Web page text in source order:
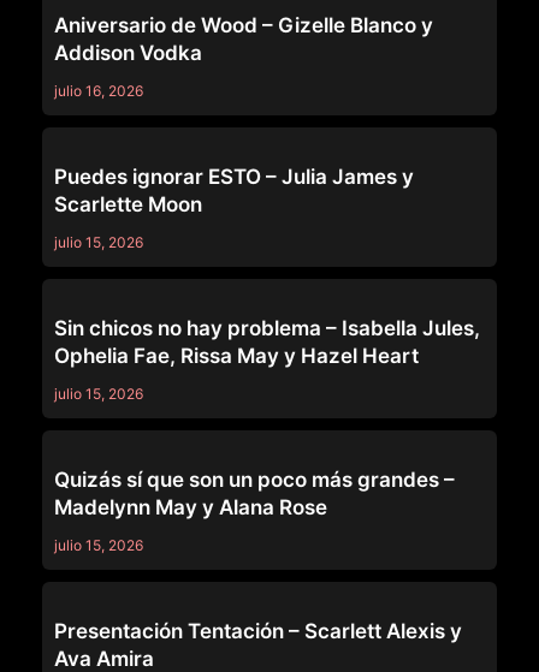
Aniversario de Wood – Gizelle Blanco y
Addison Vodka
julio 16, 2026
Puedes ignorar ESTO – Julia James y
Scarlette Moon
julio 15, 2026
Sin chicos no hay problema – Isabella Jules,
Ophelia Fae, Rissa May y Hazel Heart
julio 15, 2026
Quizás sí que son un poco más grandes –
Madelynn May y Alana Rose
julio 15, 2026
Presentación Tentación – Scarlett Alexis y
Ava Amira